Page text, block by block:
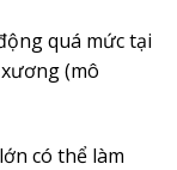
quá mức tại
(mô
có thể làm